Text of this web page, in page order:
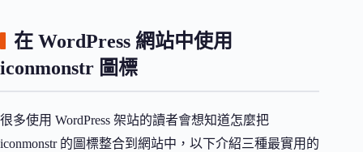
在 WordPress 網站中使用
iconmonstr 圖標
很多使用 WordPress 架站的讀者會想知道怎麼把
iconmonstr 的圖標整合到網站中，以下介紹三種最實用的